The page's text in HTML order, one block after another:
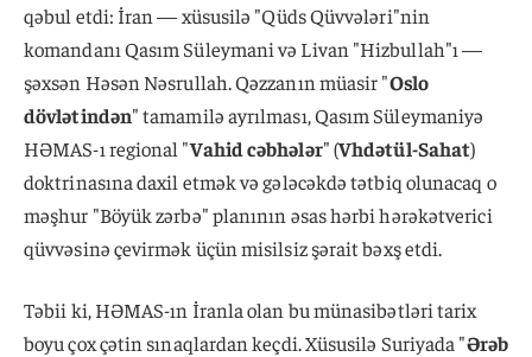
qəbul etdi: İran — xüsusilə "Qüds Qüvvələri"nin
komandanı Qasım Süleymani və Livan "Hizbullah"ı —
şəxsən Həsən Nəsrullah. Qəzzanın müasir "Oslo
dövlətindən" tamamilə ayrılması, Qasım Süleymaniyə
HƏMAS-ı regional "Vahid cəbhələr" (Vhdətül-Sahat)
doktrinasına daxil etmək və gələcəkdə tətbiq olunacaq o
məşhur "Böyük zərbə" planının əsas hərbi hərəkətverici
qüvvəsinə çevirmək üçün misilsiz şərait bəxş etdi.
Təbii ki, HƏMAS-ın İranla olan bu münasibətləri tarix
boyu çox çətin sınaqlardan keçdi. Xüsusilə Suriyada "Ərəb